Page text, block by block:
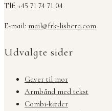
Tlf: +45 71 74 71 04
E-mail: mail@frk-lisberg.com
Udvalgte sider
Gaver til mor
Armbånd med tekst
Combi-kæder